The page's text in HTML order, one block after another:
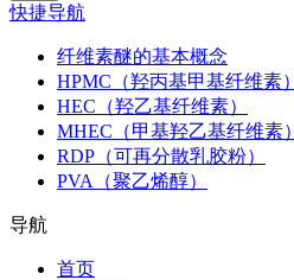
快捷导航
纤维素醚的基本概念
HPMC（羟丙基甲基纤维素）
HEC（羟乙基纤维素）
MHEC（甲基羟乙基纤维素）
RDP（可再分散乳胶粉）
PVA（聚乙烯醇）
导航
首页